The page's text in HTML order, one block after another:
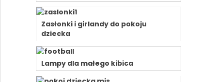
Zasłonki i girlandy do pokoju
dziecka
Lampy dla małego kibica